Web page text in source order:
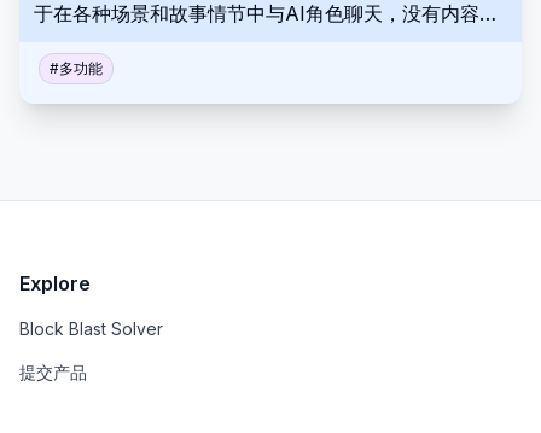
于在各种场景和故事情节中与AI角色聊天，没有内容过
#多功能
Explore
Block Blast Solver
提交产品